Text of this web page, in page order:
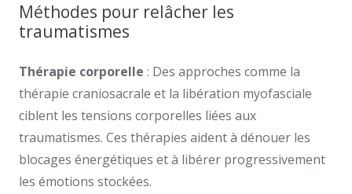
Méthodes pour relâcher les
traumatismes
Thérapie corporelle : Des approches comme la
thérapie craniosacrale et la libération myofasciale
ciblent les tensions corporelles liées aux
traumatismes. Ces thérapies aident à dénouer les
blocages énergétiques et à libérer progressivement
les émotions stockées.